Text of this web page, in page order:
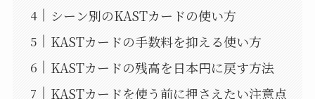
シーン別のKASTカードの使い方
KASTカードの手数料を抑える使い方
KASTカードの残高を日本円に戻す方法
KASTカードを使う前に押さえたい注意点